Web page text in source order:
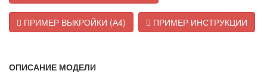
ПРИМЕР ВЫКРОЙКИ (А4) ПРИМЕР ИНСТРУКЦИИ
ОПИСАНИЕ МОДЕЛИ